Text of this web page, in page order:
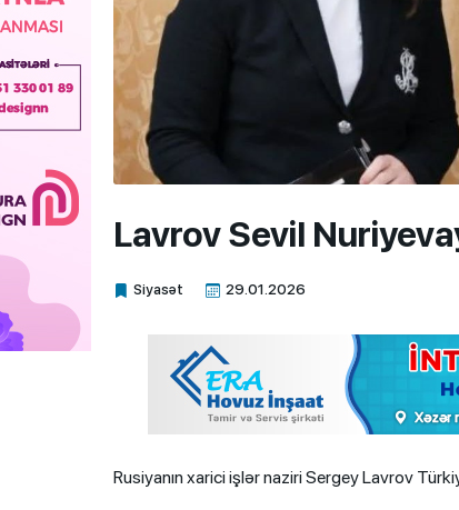
Lavrov Sevil
Siyasət 29.01.2026
Xalq.Online
Rusiyanın xarici işlər naziri Sergey Lavrov